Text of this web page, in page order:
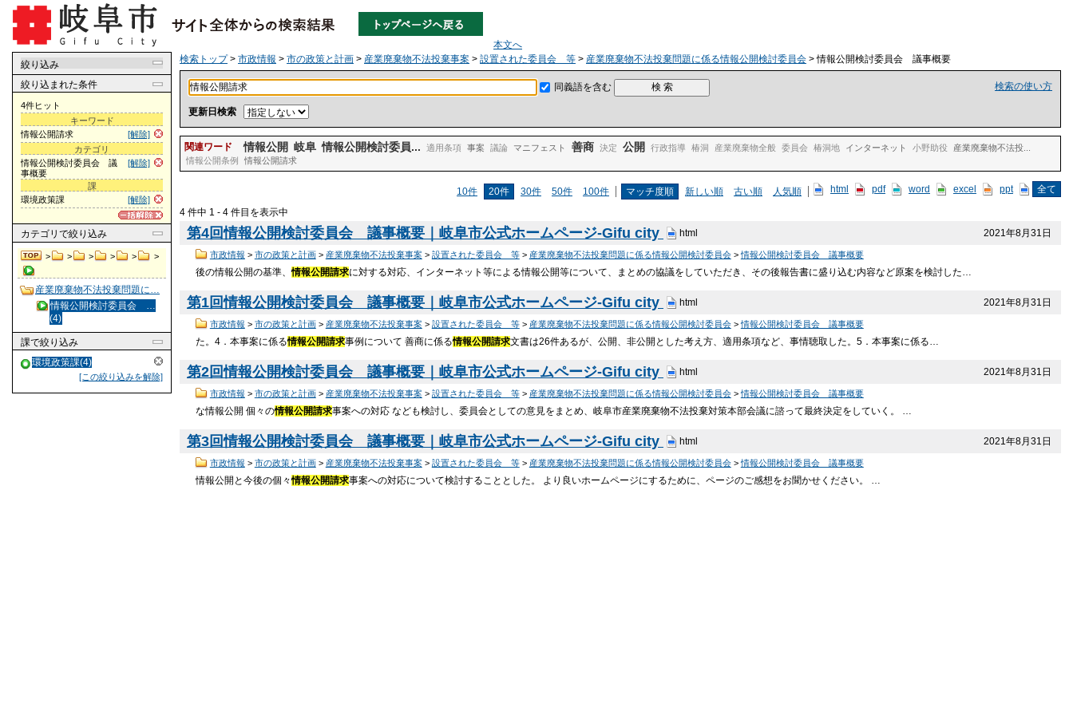
本文へ
絞り込み
絞り込まれた条件
4件ヒット
キーワード
[解除]
情報公開請求
カテゴリ
[解除]
情報公開検討委員会 議
事概要
課
[解除]
環境政策課
カテゴリ で絞り込み
> > > > > >
産業廃棄物不法投棄問題に…
情報公開検討委員会 …
(4)
課で絞り込み
環境政策課(4)
[この絞り込みを解除]
検索トップ> 市政情報 > 市の政策と計画 > 産業廃棄物不法投棄事案 > 設置された委員会 等 > 産業廃棄物不法投棄問題に係る情報公開検討委員会 > 情報公開検討委員会 議事概要
検索の使い方
同義語を含む
更新日検索
関連ワード 情報公開 岐阜 情報公開検討委員... 適用条項 事案 議論 マニフェスト 善商 決定 公開 行政指導 椿洞 産業廃棄物全般 委員会 椿洞地 インターネット 小野助役
産業廃棄物不法投...
情報公開条例
情報公開請求
10件 20件 30件 50件 100件 マッチ度順 新しい順 古い順 人気順 html pdf word excel ppt 全て
4 件中 1 - 4 件目を表示中
2021年8月31日
第4回情報公開検討委員会 議事概要｜岐阜市公式ホームページ-Gifu city html
市政情報 > 市の政策と計画> 産業廃棄物不法投棄事案> 設置された委員会 等> 産業廃棄物不法投棄問題に係る情報公開検討委員会>情報公開検討委員会 議事概要
後の情報公開の基準、情報公開請求に対する対応、インターネット等による情報公開等について、まとめの協議をしていただき、その後報告書に盛り込む内容など原案を検討した…
2021年8月31日
第1回情報公開検討委員会 議事概要｜岐阜市公式ホームページ-Gifu city html
市政情報 > 市の政策と計画> 産業廃棄物不法投棄事案> 設置された委員会 等> 産業廃棄物不法投棄問題に係る情報公開検討委員会>情報公開検討委員会 議事概要
た。4．本事案に係る情報公開請求事例について 善商に係る情報公開請求文書は26件あるが、公開、非公開とした考え方、適用条項など、事情聴取した。5．本事案に係る…
2021年8月31日
第2回情報公開検討委員会 議事概要｜岐阜市公式ホームページ-Gifu city html
市政情報 > 市の政策と計画> 産業廃棄物不法投棄事案> 設置された委員会 等> 産業廃棄物不法投棄問題に係る情報公開検討委員会>情報公開検討委員会 議事概要
な情報公開 個々の情報公開請求事案への対応 なども検討し、委員会としての意見をまとめ、岐阜市産業廃棄物不法投棄対策本部会議に諮って最終決定をしていく。 …
2021年8月31日
第3回情報公開検討委員会 議事概要｜岐阜市公式ホームページ-Gifu city html
市政情報 > 市の政策と計画> 産業廃棄物不法投棄事案> 設置された委員会 等> 産業廃棄物不法投棄問題に係る情報公開検討委員会>情報公開検討委員会 議事概要
情報公開と今後の個々情報公開請求事案への対応について検討することとした。 より良いホームページにするために、ページのご感想をお聞かせください。 …